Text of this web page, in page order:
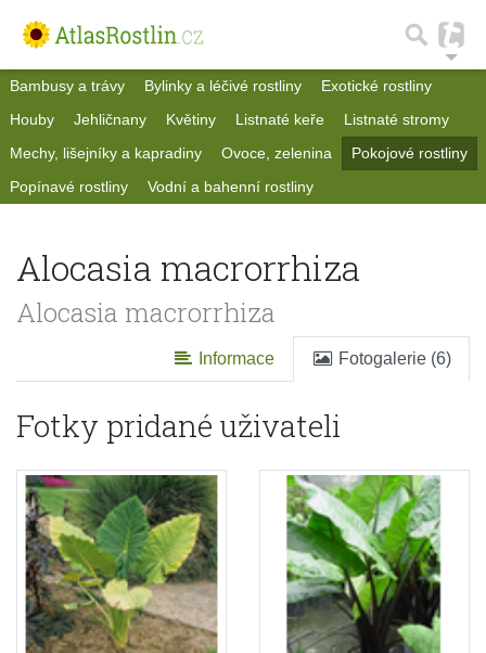
Bambusy a trávy Bylinky a léčivé rostliny
Exotické rostliny
Houby
Jehličnany Květiny Listnaté keře
Listnaté stromy
Mechy, lišejníky a kapradiny
Ovoce, zelenina
Pokojové rostliny
Popínavé rostliny
Vodní a bahenní rostliny
Alocasia macrorrhiza
Alocasia macrorrhiza
Informace Fotogalerie (6)
Fotky pridané uživateli